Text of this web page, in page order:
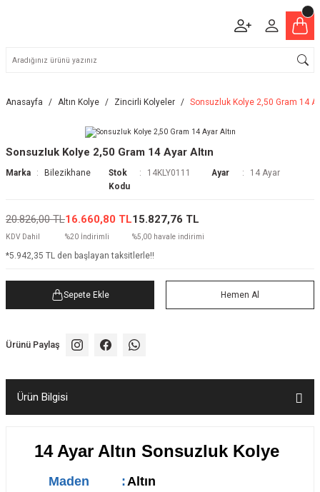
Anasayfa Altın Kolye Zincirli Kolyeler Sonsuzluk Kolye 2,50 Gram 14
Sonsuzluk Kolye 2,50 Gram 14 Ayar Altın
Marka Bilezikhane
Stok
Kodu
14KLY0111 Ayar 14 Ayar
20.826,00 TL
KDV Dahil
16.660,80 TL
%20 İndirimli
15.827,76 TL
%5,00 havale indirimi
*5.942,35 TL den başlayan taksitlerle!!
Sepete Ekle Hemen Al
Ürünü Paylaş
Ürün Bilgisi
14 Ayar Altın Sonsuzluk Kolye
Maden :Altın